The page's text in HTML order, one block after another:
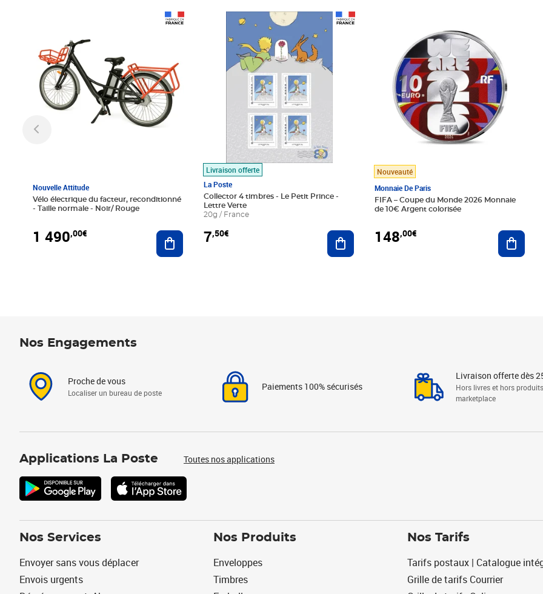
Nouvelle Attitude
Vélo électrique du facteur, reconditionné
- Taille normale - Noir/ Rouge
1 490,00€ Ajouter au panier
Livraison offerte
La Poste
Collector 4 timbres - Le Petit Prince -
Lettre Verte
20g / France
7,50€
Prix 7,50€
Ajouter au panier
Nouveauté
Monnaie De Paris
FIFA – Coupe du Monde 2026 Monnaie
de 10€ Argent colorisée
148,00€
Nos Engagements
Proche de vous
Localiser un bureau de poste
Paiements 100% sécurisés
Livraison offerte dès
Hors livres et hors produits
marketplace
Applications La Poste Toutes nos applications
Nos Services
Envoyer sans vous déplacer
Envois urgents
Nos Produits
Enveloppes
Timbres
Nos Tarifs
Tarifs postaux | Catalogue
Grille de tarifs Courrier